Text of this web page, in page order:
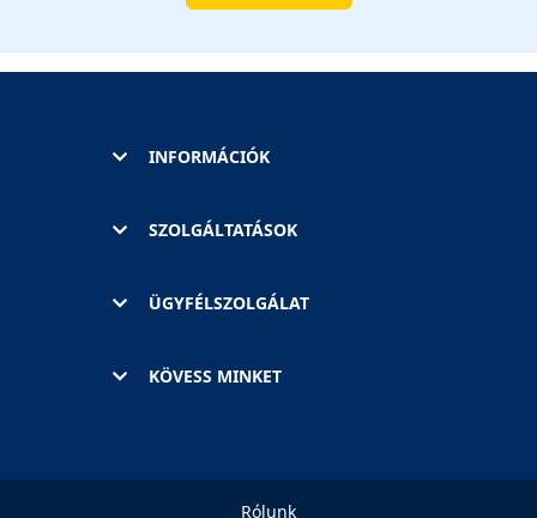
INFORMÁCIÓK
SZOLGÁLTATÁSOK
ÜGYFÉLSZOLGÁLAT
KÖVESS MINKET
Rólunk